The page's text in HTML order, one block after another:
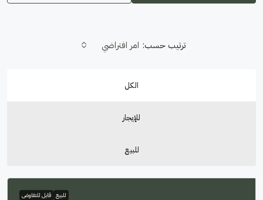
الكل
للإيجار
للبيع
ترتيب حسب: امر افتراضي
للبيع قابل للتفاوض